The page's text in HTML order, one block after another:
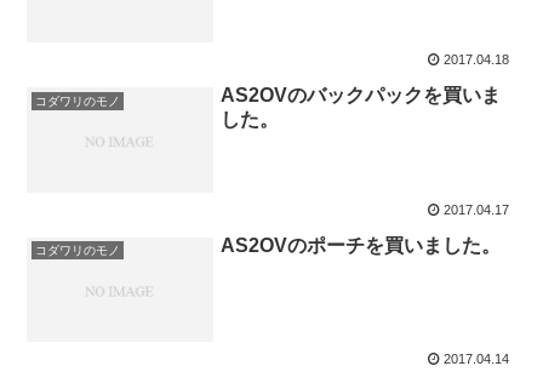
2017.04.18
コダワリのモノ
AS2OVのバックパックを買いま
した。
2017.04.17
コダワリのモノ AS2OVのポーチを買いました。
2017.04.14